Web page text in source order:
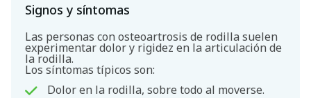
Signos y síntomas
Las personas con osteoartrosis de rodilla suelen
experimentar dolor y rigidez en la articulación de
la rodilla.
Los síntomas típicos son:
Dolor en la rodilla, sobre todo al moverse.